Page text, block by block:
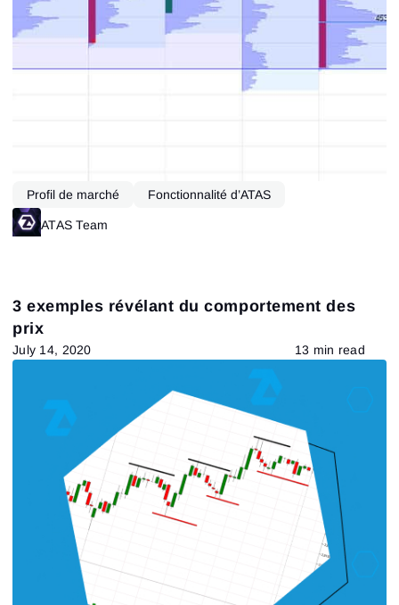
Profil de marché Fonctionnalité d’ATAS
ATAS Team
3 exemples révélant du comportement des
prix
July 14, 2020 13 min read